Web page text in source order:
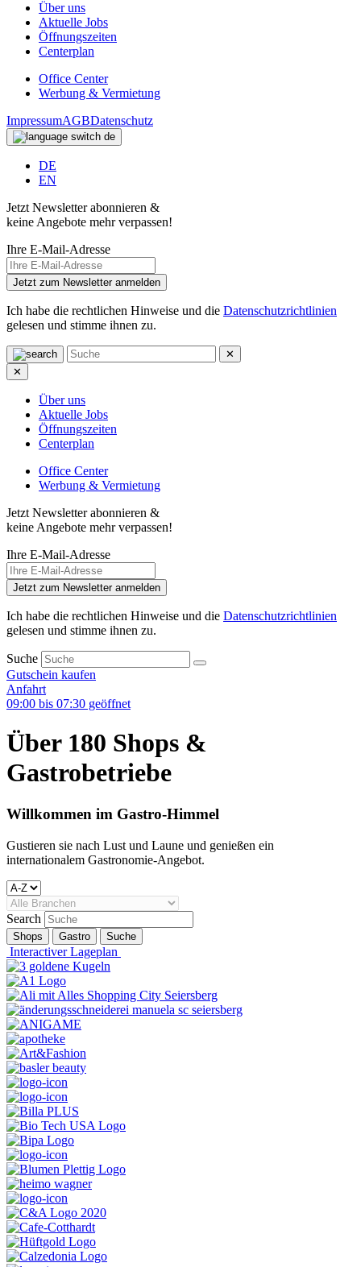
Über uns
Aktuelle Jobs
Öffnungszeiten
Centerplan
Office Center
Werbung & Vermietung
ImpressumAGBDatenschutz
de
DE
EN
Jetzt Newsletter abonnieren &
keine Angebote mehr verpassen!
Ihre E-Mail-Adresse
Jetzt zum Newsletter anmelden
Ich habe die rechtlichen Hinweise und die Datenschutzrichtlinien
gelesen und stimme ihnen zu.
✕
✕
Über uns
Aktuelle Jobs
Öffnungszeiten
Centerplan
Office Center
Werbung & Vermietung
Jetzt Newsletter abonnieren &
keine Angebote mehr verpassen!
Ihre E-Mail-Adresse
Jetzt zum Newsletter anmelden
Ich habe die rechtlichen Hinweise und die Datenschutzrichtlinien
gelesen und stimme ihnen zu.
Suche
Gutschein kaufen
Anfahrt
09:00 bis 07:30 geöffnet
Über 180 Shops &
Gastrobetriebe
Willkommen im Gastro-Himmel
Gustieren sie nach Lust und Laune und genießen ein
internationalem Gastronomie-Angebot.
Search
Shops Gastro Suche
Interactiver Lageplan